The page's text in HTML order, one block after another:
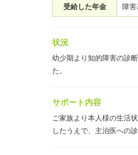
受給した年金 障害
状況
幼少期より知的障害の診
た。
サポート内容
ご家族より本人様の生活
したうえで、主治医への